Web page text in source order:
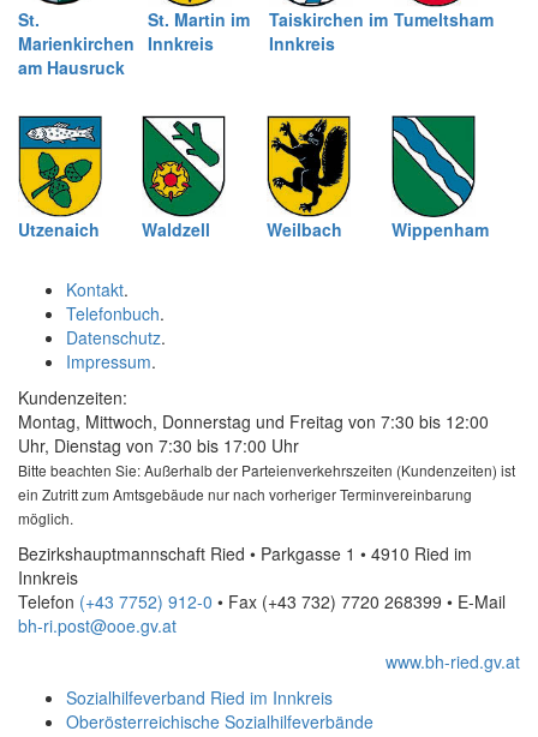
St.
Marienkirchen
am Hausruck
St. Martin im
Innkreis
Taiskirchen im
Innkreis
Tumeltsham
Utzenaich Waldzell Weilbach Wippenham
Kontakt.
Telefonbuch.
Datenschutz.
Impressum.
Kundenzeiten:
Montag, Mittwoch, Donnerstag und Freitag von 7:30 bis 12:00
Uhr, Dienstag von 7:30 bis 17:00 Uhr
Bitte beachten Sie: Außerhalb der Parteienverkehrszeiten (Kundenzeiten) ist
ein Zutritt zum Amtsgebäude nur nach vorheriger Terminvereinbarung
möglich.
Bezirkshauptmannschaft Ried • Parkgasse 1 • 4910 Ried im
Innkreis
Telefon (+43 7752) 912-0 • Fax (+43 732) 7720 268399 • E-Mail
bh-ri.post@ooe.gv.at
www.bh-ried.gv.at
Sozialhilfeverband Ried im Innkreis
Oberösterreichische Sozialhilfeverbände